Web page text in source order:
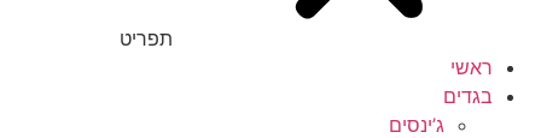
תפריט
ראשי
בגדים
ג’ינסים